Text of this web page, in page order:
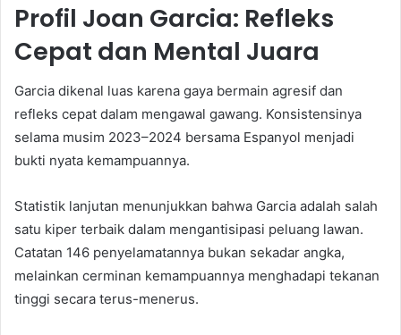
Profil Joan Garcia: Refleks
Cepat dan Mental Juara
Garcia dikenal luas karena gaya bermain agresif dan
refleks cepat dalam mengawal gawang. Konsistensinya
selama musim 2023–2024 bersama Espanyol menjadi
bukti nyata kemampuannya.
Statistik lanjutan menunjukkan bahwa Garcia adalah salah
satu kiper terbaik dalam mengantisipasi peluang lawan.
Catatan 146 penyelamatannya bukan sekadar angka,
melainkan cerminan kemampuannya menghadapi tekanan
tinggi secara terus-menerus.